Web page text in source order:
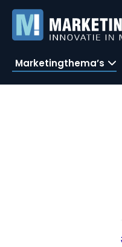
Marketingthema’s